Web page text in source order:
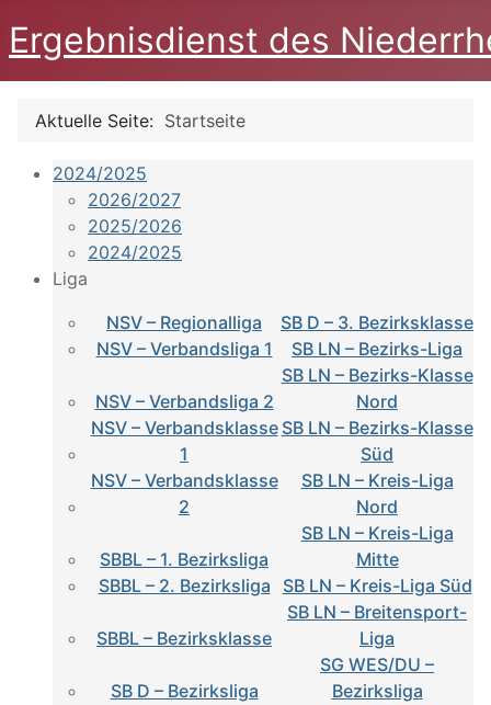
Ergebnisdienst des
Aktuelle Seite: Startseite
2024/2025
2026/2027
2025/2026
2024/2025
Liga
NSV – Regionalliga
SB D – 3. Bezirksklasse
NSV – Verbandsliga 1
SB LN – Bezirks-Liga
NSV – Verbandsliga 2
SB LN – Bezirks-Klasse
Nord
NSV – Verbandsklasse
1
SB LN – Bezirks-Klasse
Süd
NSV – Verbandsklasse
2
SB LN – Kreis-Liga
Nord
SBBL – 1. Bezirksliga
SB LN – Kreis-Liga
Mitte
SBBL – 2. Bezirksliga
SB LN – Kreis-Liga Süd
SBBL – Bezirksklasse
SB LN – Breitensport-
Liga
SB D – Bezirksliga
SG WES/DU –
Bezirksliga